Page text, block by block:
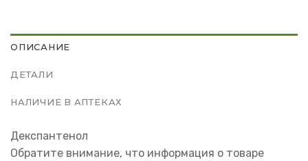
ОПИСАНИЕ
ДЕТАЛИ
НАЛИЧИЕ В АПТЕКАХ
Декспантенол
Обратите внимание, что информация о товаре